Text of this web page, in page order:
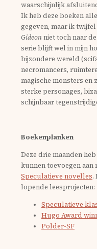
waarschijnlijk
Ik heb deze boeken
gegeven, maar ik
Gideonniet toch naar
serie blijft wel in mijn
bijzondere wereld
necromancers,
magische monsters en
sterke personages,
schijnbaar
Boekenplanken
Deze drie maanden
kunnen toevoegen aan
Speculatieve novelles.
lopende leesprojecten:
Speculatieve
Hugo Award
Polder-SF